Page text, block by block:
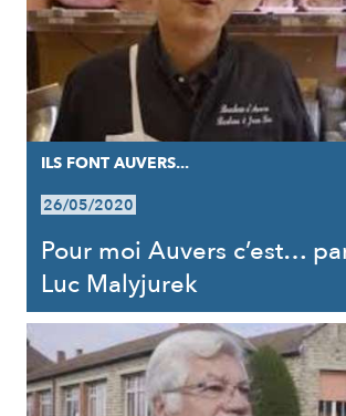
ILS FONT AUVERS...
26/05/2020
Pour moi Auvers c’est…
Luc Malyjurek